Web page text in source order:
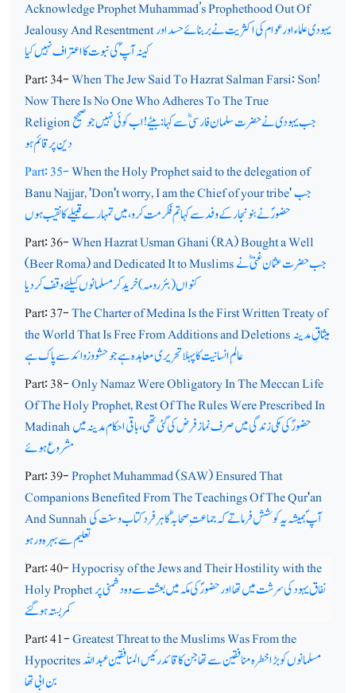
Acknowledge Prophet Muhammad’s Prophethood Out Of
Jealousy And Resentmentیہودی علماء اور عوام کی اکثریت نے بربنائے حسد اور
کینہ آپ ؐکی نبوت کا اعتراف نہیں کیا
Part: 34-When The Jew Said To Hazrat Salman Farsi: Son!
Now There Is No One Who Adheres To The True
Religionجب یہودی نے حضرت سلمان فارسیؓ سے کہا: بیٹے!اب کوئی نہیں جوصحیح
دین پرقائم ہو
Part: 35-When the Holy Prophet said to the delegation of
Banu Najjar, 'Don't worry, I am the Chief of your tribe'جب
حضورؐ نے بنونجار کے وفد سے کہا تم فکر مت کرو، میں تمہارے قبیلے کا نقیب ہوں
Part: 36-When Hazrat Usman Ghani (RA) Bought a Well
(Beer Roma) and Dedicated It to Muslimsجب حضرت عثمان غنیؓ نے
کنواں (بئر رومہ) خرید کر مسلمانوں کیلئے وقف کردیا
Part: 37-The Charter of Medina Is the First Written Treaty of
the World That Is Free From Additions and Deletionsمیثاقِ مدینہ
عالم ِ انسانیت کا پہلا تحریری معاہدہ ہے جو حشو و زوائد سے پاک ہے
Part: 38-Only Namaz Were Obligatory In The Meccan Life
Of The Holy Prophet, Rest Of The Rules Were Prescribed In
Madinahحضورؐ کی مکی زندگی میں صرف نماز فرض کی گئی تھی ، باقی احکام مدینہ میں
مشروع ہوئے
Part: 39-Prophet Muhammad (SAW) Ensured That
Companions Benefited From The Teachings Of The Qur'an
And Sunnahآپ ؐ ہمیشہ یہ کوشش فرماتے کہ جماعت ِ صحابہؓ کا ہرفرد کتاب و سنت کی
تعلیم سے بہرہ ور ہو
Part: 40-Hypocrisy of the Jews and Their Hostility with the
Holy Prophetنفاق یہود کی سرشت میں تھا اور حضورؐ کی مکہ میں بعثت سے وہ دشمنی پر
کمربستہ ہوگئے
Part: 41-Greatest Threat to the Muslims Was From the
Hypocritesمسلمانوں کو بڑا خطرہ منافقین سے تھا جن کا قائد رئیس المنافقین عبداللہ
بن ابی تھا